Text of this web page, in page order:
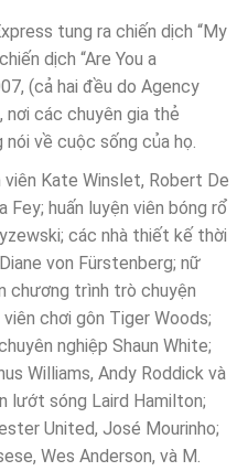
tung ra chiến dịch “My
dịch “Are You a
(cả hai đều do Agency
các chuyên gia thẻ
về cuộc sống của họ.
Kate Winslet, Robert De
Fey; huấn luyện viên bóng rổ
các nhà thiết kế thời
von Fürstenberg; nữ
chương trình trò chuyện
chơi gôn Tiger Woods;
nghiệp Shaun White;
Williams, Andy Roddick và
lướt sóng Laird Hamilton;
United, José Mourinho;
Wes Anderson, và M.